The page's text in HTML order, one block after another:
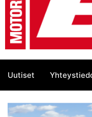
Uutiset